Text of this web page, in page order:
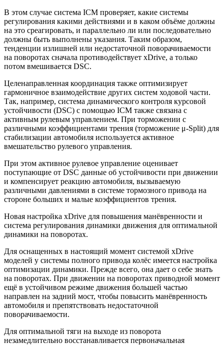
В этом случае система ICM проверяет, какие системы
регулирования какими действиями и в каком объёме должны
на это среагировать, и параллельно ли или последовательно
должны быть выполнены указания. Таким образом,
тенденции излишней или недостаточной поворачиваемости
на поворотах сначала противодействует xDrive, а только
потом вмешивается DSC.
Целенаправленная координация также оптимизирует
гармоничное взаимодействие других систем ходовой части.
Так, например, система динамического контроля курсовой
устойчивости (DSC) с помощью ICM также связана с
активным рулевым управлением. При торможении с
различными коэффициентами трения (торможение μ-Split) для
стабилизации автомобиля используется активное
вмешательство рулевого управления.
При этом активное рулевое управление оценивает
поступающие от DSC данные об устойчивости при движении
и компенсирует реакцию автомобиля, вызываемую
различными давлениями в системе тормозного привода на
стороне больших и малые коэффициентов трения.
Новая настройка xDrive для повышения манёвренности и
система регулирования динамики движения для оптимальной
динамики на поворотах.
Для оснащенных в настоящий момент системой xDrive
моделей у системы полного привода колёс имеется настройка
оптимизации динамики. Прежде всего, она дает о себе знать
на поворотах. При движении на поворотах приводной момент
ещё в устойчивом режиме движения большей частью
направлен на задний мост, чтобы повысить манёвренность
автомобиля и препятствовать недостаточной
поворачиваемости.
Для оптимальной тяги на выходе из поворота
незамедлительно восстанавливается первоначальная